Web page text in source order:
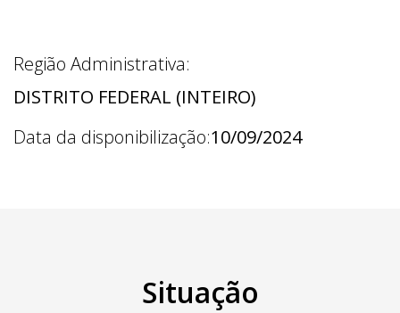
Região Administrativa:
DISTRITO FEDERAL (INTEIRO)
Data da disponibilização:10/09/2024
Situação